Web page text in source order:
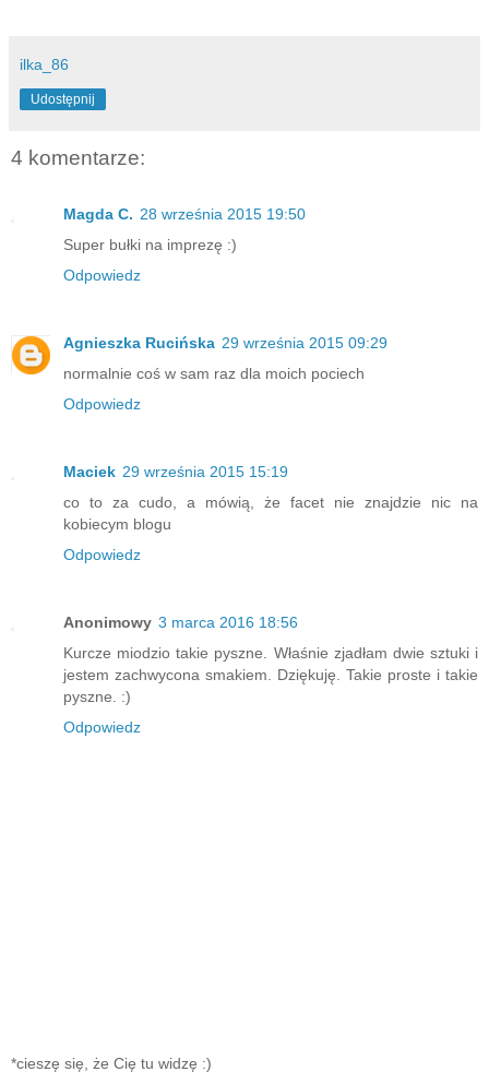
ilka_86
Udostępnij
4 komentarze:
Magda C. 28 września 2015 19:50
Super bułki na imprezę :)
Odpowiedz
Agnieszka Rucińska 29 września 2015 09:29
normalnie coś w sam raz dla moich pociech
Odpowiedz
Maciek 29 września 2015 15:19
co to za cudo, a mówią, że facet nie znajdzie nic na
kobiecym blogu
Odpowiedz
Anonimowy 3 marca 2016 18:56
Kurcze miodzio takie pyszne. Właśnie zjadłam dwie sztuki i
jestem zachwycona smakiem. Dziękuję. Takie proste i takie
pyszne. :)
Odpowiedz
*cieszę się, że Cię tu widzę :)